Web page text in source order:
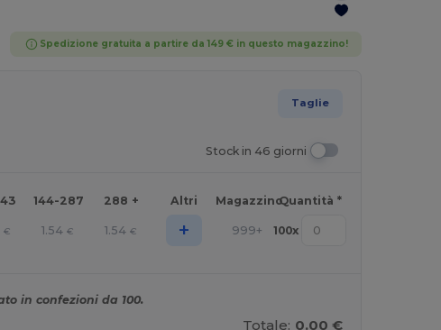
Spedizione gratuita a partire da 149 € in questo magazzino!
Taglie
Stock in 46 giorni
144-287 288 + Altri MagazzinoQuantità *
€ 1.54 € 1.54 € + 999+ 100x
in confezioni da 100.
Totale: 0.00 €